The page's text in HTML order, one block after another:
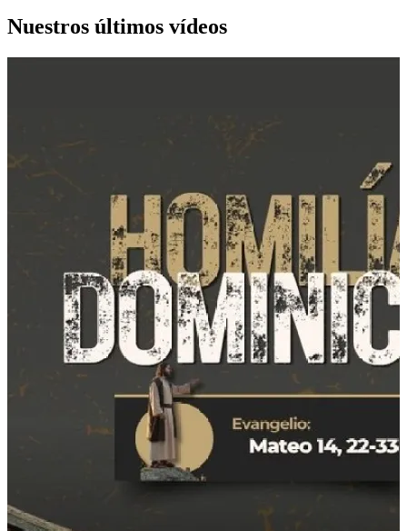
Nuestros últimos vídeos